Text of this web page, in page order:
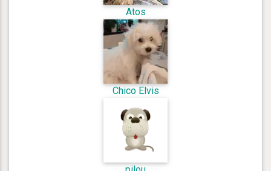
Atos
Chico Elvis